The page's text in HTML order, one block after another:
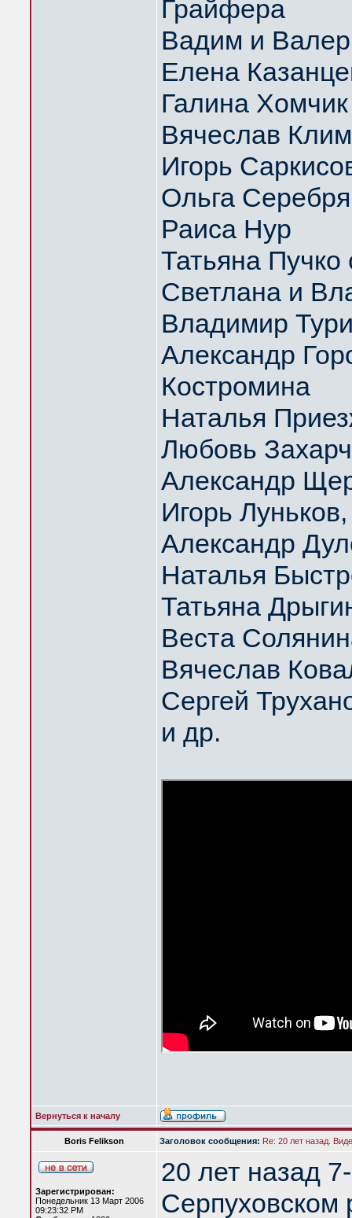
Грайфера
Вадим и
Елена
Галина Хомчик
Вячеслав
Игорь
Ольга
Раиса Нур
Татьяна Пучко
Светлана и
Владимир
Александр
Костромина
Наталья
Любовь
Александр
Игорь
Александр
Наталья
Татьяна
Веста
Вячеслав
Сергей
и др.
Вернуться к началу
Boris Felikson Заголовок сообщения: Re: 20 лет назад.
Зарегистрирован:
Понедельник 13 Март 2006
09:23:32 PM
20 лет назад
Серпуховском